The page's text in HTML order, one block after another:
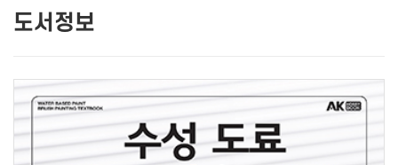
도서정보